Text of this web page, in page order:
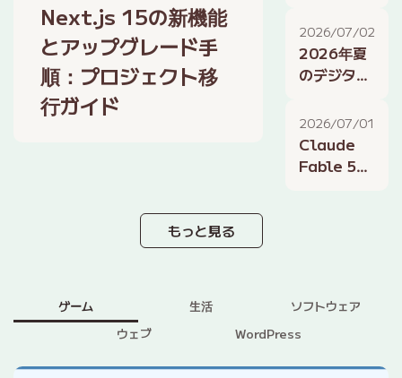
Next.js 15の新機能
とアップグレード手
順：プロジェクト移
行ガイド
ト：デザイ
ン、開発、
作業効率化
2026/07/02
2026年夏
のデジタル
スマートホ
ーム、AIア
シスタン
2026/07/01
Claude
Fable 5が
もっと見る
ゲーム 生活
ソフトウェア
ウェブ
WordPress